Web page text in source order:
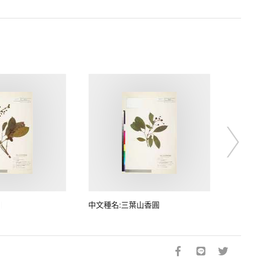
中文種名:三葉山香圓